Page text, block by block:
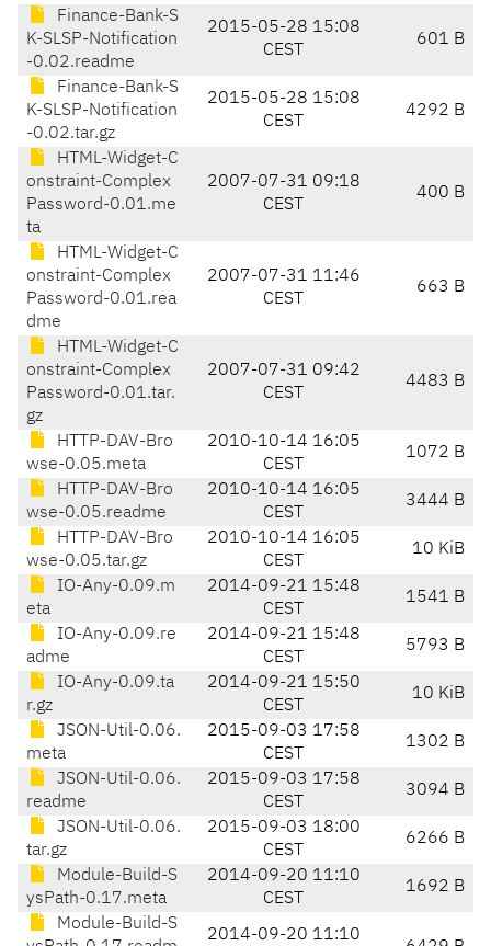
Finance-Bank-S
K-SLSP-Notification
-0.02.readme
2015-05-28 15:08
CEST
601 B
Finance-Bank-S
K-SLSP-Notification
-0.02.tar.gz
2015-05-28 15:08
CEST
4292 B
HTML-Widget-C
onstraint-Complex
Password-0.01.me
ta
2007-07-31 09:18
CEST
400 B
HTML-Widget-C
onstraint-Complex
Password-0.01.rea
dme
2007-07-31 11:46
CEST
663 B
HTML-Widget-C
onstraint-Complex
Password-0.01.tar.
gz
2007-07-31 09:42
CEST
4483 B
HTTP-DAV-Bro
wse-0.05.meta
2010-10-14 16:05
CEST
1072 B
HTTP-DAV-Bro
wse-0.05.readme
2010-10-14 16:05
CEST
3444 B
HTTP-DAV-Bro
wse-0.05.tar.gz
2010-10-14 16:05
CEST
10 KiB
IO-Any-0.09.m
eta
2014-09-21 15:48
CEST
1541 B
IO-Any-0.09.re
adme
2014-09-21 15:48
CEST
5793 B
IO-Any-0.09.ta
r.gz
2014-09-21 15:50
CEST
10 KiB
JSON-Util-0.06.
meta
2015-09-03 17:58
CEST
1302 B
JSON-Util-0.06.
readme
2015-09-03 17:58
CEST
3094 B
JSON-Util-0.06.
tar.gz
2015-09-03 18:00
CEST
6266 B
Module-Build-S
ysPath-0.17.meta
2014-09-20 11:10
CEST
1692 B
Module-Build-S
2014-09-20 11:10